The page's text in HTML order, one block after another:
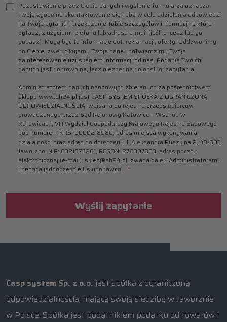
Pozostawienie przez Ciebie danych i wysłanie formularza oznacza
Twoją zgodę na skontaktowanie się Tobą w celu udzielenia odpowiedzi
na Twoje pytania i przekazanie Tobie szczegółów informacji, o które
pytasz, z użyciem telefonu lub adresu e-mail (jeśli chcesz lub go
podasz). Mogą być to informacje dot. reklamacji, oferty. Oddzwonimy
do Ciebie, zweryfikujemy Twoje dane i potwierdzimy Twoje
zainteresowanie uzyskaniem informacji od nas. Podanie Twoich
danych jest dobrowolne, lecz niezbędne do obsługi zapytania.
Administratorem danych osobowych zbieranych za pośrednictwem
sklepu www.eh24.pl jest CASP SYSTEM SPÓŁKA Z OGRANICZONĄ
ODPOWIEDZIALNOŚCIĄ, wpisana do rejestru przedsiębiorców
prowadzonego przez Sąd Rejonowy Katowice – Wschód w
Katowicach, VIII Wydział Gospodarczy Krajowego Rejestru Sądowego
pod numerem KRS: 0000218980, adres miejsca wykonywania
działalności oraz adres do doręczeń: ul. Aleksandra Puszkina 2, 43-603
Jaworzno, NIP: 6321873261, REGON: 278307303, adres poczty
elektronicznej (e-mail): sklep@eh24.pl, zwana dalej "Administratorem"
i będąca jednocześnie Usługodawcą.
Wyślij zapytanie
Casp system Sp. z o.o. jest spółką z ograniczoną
odpowiedzialnością, mającą swoją siedzibę w Jaworznie
w Polsce. Spółka jest podatnikiem podatku od towarów i